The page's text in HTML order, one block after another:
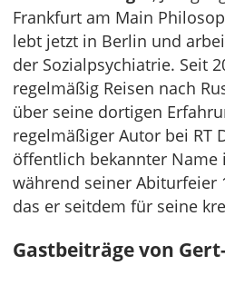
Frankfurt am Main
lebt jetzt in Berlin und
der Sozialpsychiatrie. Seit
regelmäßig Reisen nach
über seine dortigen
regelmäßiger Autor bei RT
öffentlich bekannter Name
während seiner Abiturfeier
das er seitdem für seine
Gastbeiträge von